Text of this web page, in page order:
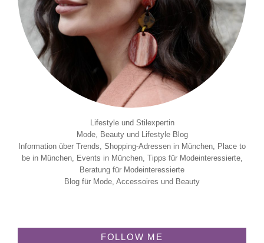
Lifestyle und Stilexpertin
Mode, Beauty und Lifestyle Blog
Information über Trends, Shopping-Adressen in München, Place to
be in München, Events in München, Tipps für Modeinteressierte,
Beratung für Modeinteressierte
Blog für Mode, Accessoires und Beauty
FOLLOW ME